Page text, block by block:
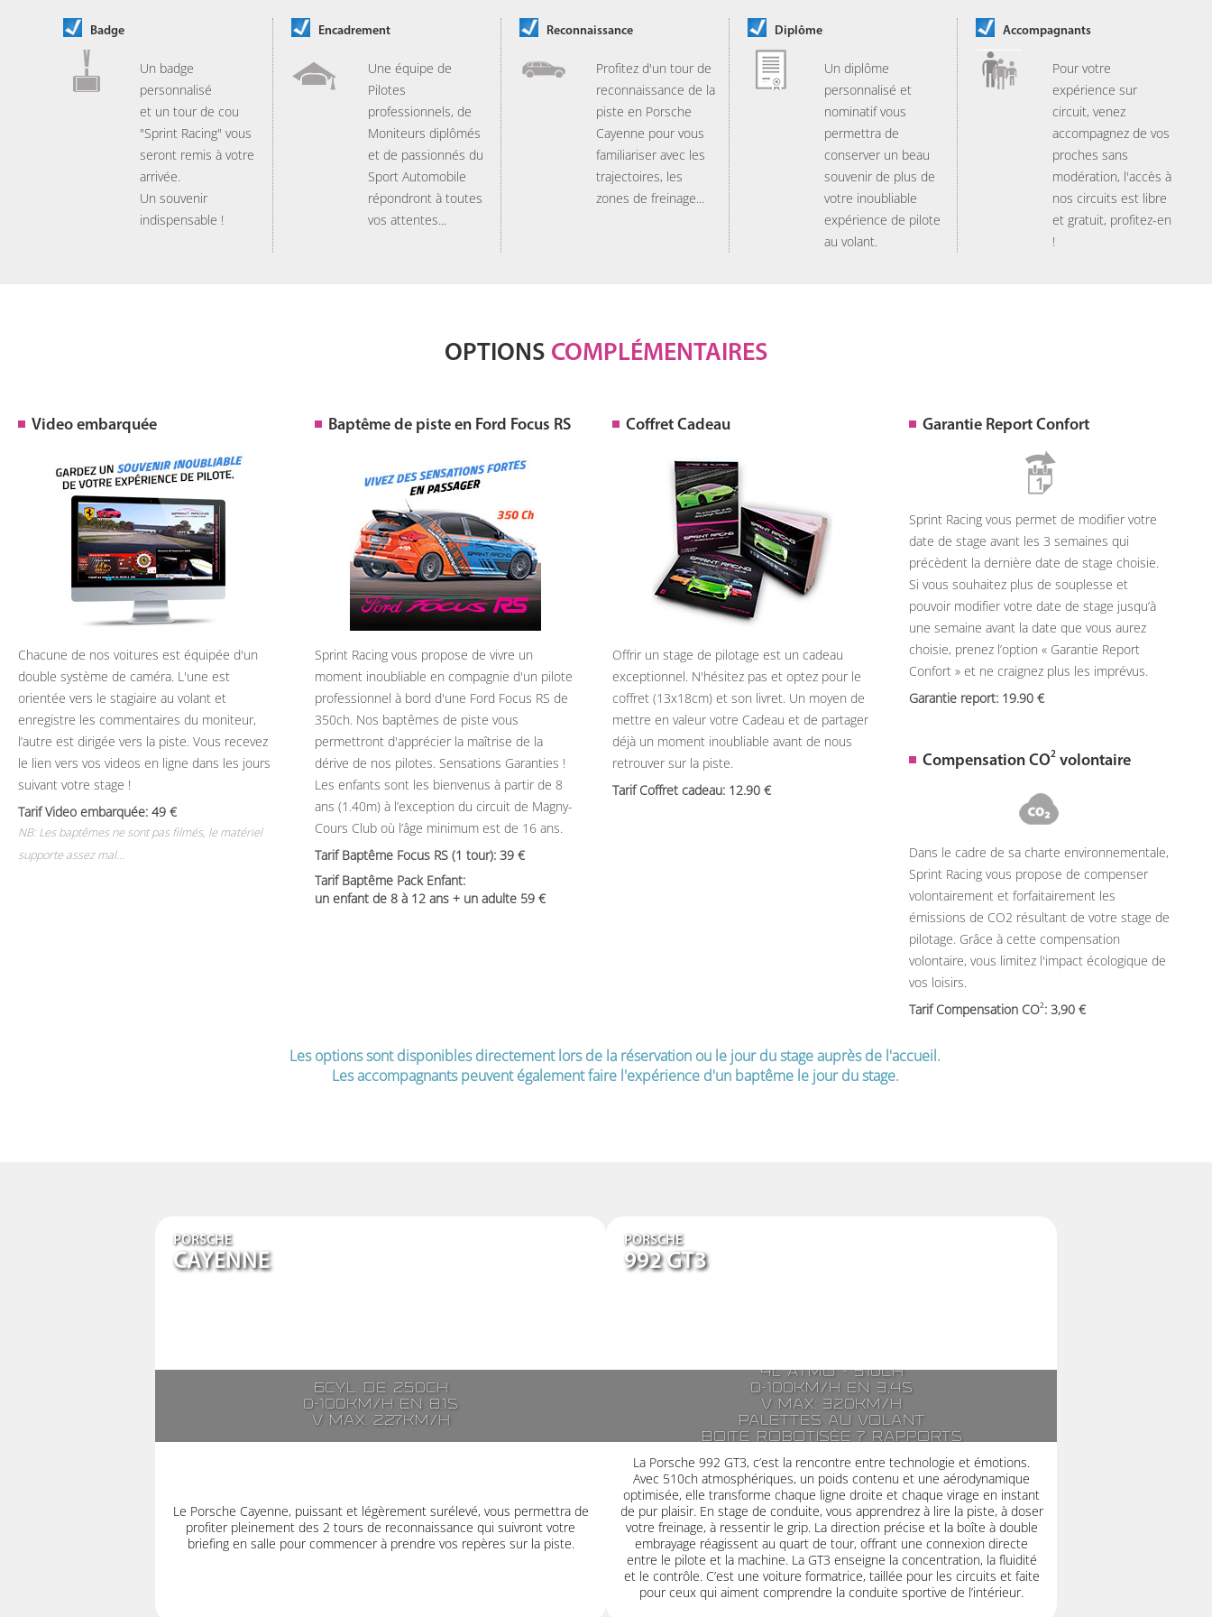
Badge
Un badge
personnalisé
et un tour de cou
"Sprint Racing" vous
seront remis à votre
arrivée.
Un souvenir
indispensable !
Encadrement
Une équipe de
Pilotes
professionnels, de
Moniteurs diplômés
et de passionnés du
Sport Automobile
répondront à toutes
vos attentes...
Reconnaissance
Profitez d'un tour de
reconnaissance de la
piste en Porsche
Cayenne pour vous
familiariser avec les
trajectoires, les
zones de freinage...
Diplôme
Un diplôme
personnalisé et
nominatif vous
permettra de
conserver un beau
souvenir de plus de
votre inoubliable
expérience de pilote
au volant.
Accompagnants
Pour votre
expérience sur
circuit, venez
accompagnez de vos
proches sans
modération, l'accès à
nos circuits est libre
et gratuit, profitez-en
!
OPTIONS COMPLÉMENTAIRES
Video embarquée
Chacune de nos voitures est équipée d'un
double système de caméra. L'une est
orientée vers le stagiaire au volant et
enregistre les commentaires du moniteur,
l’autre est dirigée vers la piste. Vous recevez
le lien vers vos videos en ligne dans les jours
suivant votre stage !
Tarif Video embarquée: 49
NB: Les baptêmes ne sont pas filmés, le matériel
supporte assez mal...
Baptême de piste en Ford Focus RS
Sprint Racing vous propose de vivre un
moment inoubliable en compagnie d'un pilote
professionnel à bord d'une Ford Focus RS de
350ch. Nos baptêmes de piste vous
permettront d'apprécier la maîtrise de la
dérive de nos pilotes. Sensations Garanties !
Les enfants sont les bienvenus à partir de 8
ans (1.40m) à l’exception du circuit de Magny-
Cours Club où l’âge minimum est de 16 ans.
Tarif Baptême Focus RS (1 tour): 39
Tarif Baptême Pack Enfant:
un enfant de 8 à 12 ans + un adulte 59
Coffret Cadeau
Offrir un stage de pilotage est un cadeau
exceptionnel. N'hésitez pas et optez pour le
coffret (13x18cm) et son livret. Un moyen de
mettre en valeur votre Cadeau et de partager
déjà un moment inoubliable avant de nous
retrouver sur la piste.
Tarif Coffret cadeau: 12.90
Garantie Report Confort
Sprint Racing vous permet de modifier votre
date de stage avant les 3 semaines qui
précèdent la dernière date de stage choisie.
Si vous souhaitez plus de souplesse et
pouvoir modifier votre date de stage jusqu’à
une semaine avant la date que vous aurez
choisie, prenez l’option « Garantie Report
Confort » et ne craignez plus les imprévus.
Garantie report: 19.90
Compensation CO2volontaire
Dans le cadre de sa charte environnementale,
Sprint Racing vous propose de compenser
volontairement et forfaitairement les
émissions de CO2 résultant de votre stage de
pilotage. Grâce à cette compensation
volontaire, vous limitez l'impact écologique de
vos loisirs.
Tarif Compensation CO2: 3,90
Les options sont disponibles directement lors de la réservation ou le jour du stage auprès de l'accueil.
Les accompagnants peuvent également faire l'expérience d'un baptême le jour du stage.
PORSCHE
CAYENNE
6cyl. de 250ch
0-100km/h en 8.1s
V max: 227km/h
Le Porsche Cayenne, puissant et légèrement surélevé, vous permettra de
profiter pleinement des 2 tours de reconnaissance qui suivront votre
briefing en salle pour commencer à prendre vos repères sur la piste.
PORSCHE
992 GT3
4l atmo - 510ch
0-100km/h en 3,4s
V max: 320km/h
Palettes au volant
Boite robotisée 7 rapports
à double embrayage
La Porsche 992 GT3, c’est la rencontre entre technologie et émotions.
Avec 510ch atmosphériques, un poids contenu et une aérodynamique
optimisée, elle transforme chaque ligne droite et chaque virage en instant
de pur plaisir. En stage de conduite, vous apprendrez à lire la piste, à doser
votre freinage, à ressentir le grip. La direction précise et la boîte à double
embrayage réagissent au quart de tour, offrant une connexion directe
entre le pilote et la machine. La GT3 enseigne la concentration, la fluidité
et le contrôle. C’est une voiture formatrice, taillée pour les circuits et faite
pour ceux qui aiment comprendre la conduite sportive de l’intérieur.